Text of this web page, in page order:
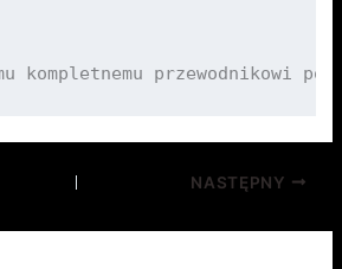
NASTĘPNY